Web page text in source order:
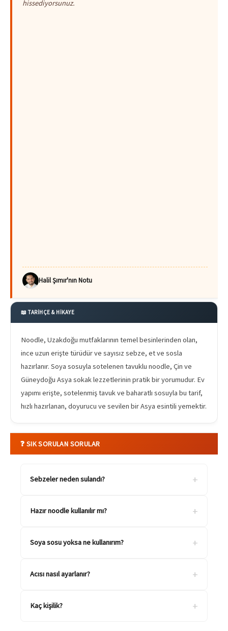
hissediyorsunuz.
Halil Şımır'nın Notu
📖 TARİHÇE & HİKAYE
Noodle, Uzakdoğu mutfaklarının temel besinlerinden olan,
ince uzun erişte türüdür ve sayısız sebze, et ve sosla
hazırlanır. Soya sosuyla sotelenen tavuklu noodle, Çin ve
Güneydoğu Asya sokak lezzetlerinin pratik bir yorumudur. Ev
yapımı erişte, sotelenmiş tavuk ve baharatlı sosuyla bu tarif,
hızlı hazırlanan, doyurucu ve sevilen bir Asya esintili yemektir.
❓ SIK SORULAN SORULAR
Sebzeler neden sulandı? +
Hazır noodle kullanılır mı? +
Soya sosu yoksa ne kullanırım? +
Acısı nasıl ayarlanır? +
Kaç kişilik? +